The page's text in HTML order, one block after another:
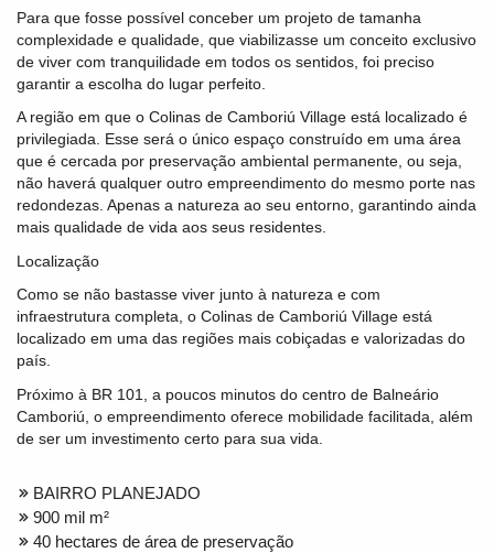
Para que fosse possível conceber um projeto de tamanha
complexidade e qualidade, que viabilizasse um conceito exclusivo
de viver com tranquilidade em todos os sentidos, foi preciso
garantir a escolha do lugar perfeito.
A região em que o Colinas de Camboriú Village está localizado é
privilegiada. Esse será o único espaço construído em uma área
que é cercada por preservação ambiental permanente, ou seja,
não haverá qualquer outro empreendimento do mesmo porte nas
redondezas. Apenas a natureza ao seu entorno, garantindo ainda
mais qualidade de vida aos seus residentes.
Localização
Como se não bastasse viver junto à natureza e com
infraestrutura completa, o Colinas de Camboriú Village está
localizado em uma das regiões mais cobiçadas e valorizadas do
país.
Próximo à BR 101, a poucos minutos do centro de Balneário
Camboriú, o empreendimento oferece mobilidade facilitada, além
de ser um investimento certo para sua vida.
BAIRRO PLANEJADO
900 mil m²
40 hectares de área de preservação